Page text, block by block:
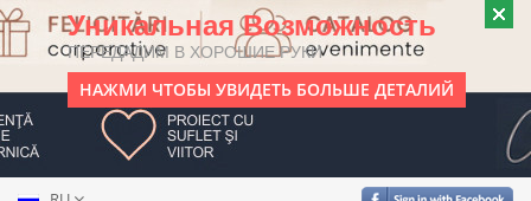
Уникальная Возможность
ПЕРЕДАДИМ В ХОРОШИЕ РУКИ
НАЖМИ ЧТОБЫ УВИДЕТЬ БОЛЬШЕ ДЕТАЛИЙ